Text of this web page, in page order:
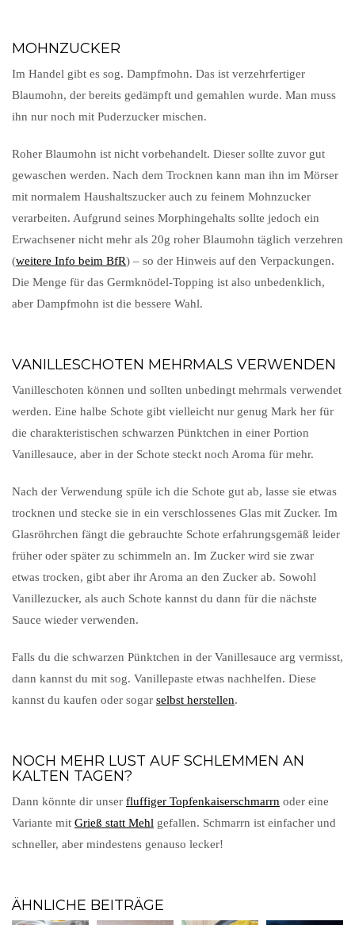
MOHNZUCKER
Im Handel gibt es sog. Dampfmohn. Das ist verzehrfertiger
Blaumohn, der bereits gedämpft und gemahlen wurde. Man muss
ihn nur noch mit Puderzucker mischen.
Roher Blaumohn ist nicht vorbehandelt. Dieser sollte zuvor gut
gewaschen werden. Nach dem Trocknen kann man ihn im Mörser
mit normalem Haushaltszucker auch zu feinem Mohnzucker
verarbeiten. Aufgrund seines Morphingehalts sollte jedoch ein
Erwachsener nicht mehr als 20g roher Blaumohn täglich verzehren
(weitere Info beim BfR) – so der Hinweis auf den Verpackungen.
Die Menge für das Germknödel-Topping ist also unbedenklich,
aber Dampfmohn ist die bessere Wahl.
VANILLESCHOTEN MEHRMALS VERWENDEN
Vanilleschoten können und sollten unbedingt mehrmals verwendet
werden. Eine halbe Schote gibt vielleicht nur genug Mark her für
die charakteristischen schwarzen Pünktchen in einer Portion
Vanillesauce, aber in der Schote steckt noch Aroma für mehr.
Nach der Verwendung spüle ich die Schote gut ab, lasse sie etwas
trocknen und stecke sie in ein verschlossenes Glas mit Zucker. Im
Glasröhrchen fängt die gebrauchte Schote erfahrungsgemäß leider
früher oder später zu schimmeln an. Im Zucker wird sie zwar
etwas trocken, gibt aber ihr Aroma an den Zucker ab. Sowohl
Vanillezucker, als auch Schote kannst du dann für die nächste
Sauce wieder verwenden.
Falls du die schwarzen Pünktchen in der Vanillesauce arg vermisst,
dann kannst du mit sog. Vanillepaste etwas nachhelfen. Diese
kannst du kaufen oder sogar selbst herstellen.
NOCH MEHR LUST AUF SCHLEMMEN AN
KALTEN TAGEN?
Dann könnte dir unser fluffiger Topfenkaiserschmarrn oder eine
Variante mit Grieß statt Mehl gefallen. Schmarrn ist einfacher und
schneller, aber mindestens genauso lecker!
ÄHNLICHE BEITRÄGE